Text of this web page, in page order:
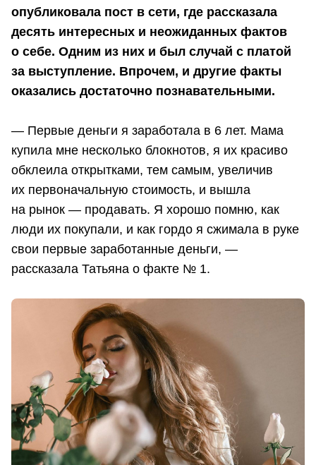
опубликовала пост в сети, где рассказала
десять интересных и неожиданных фактов
о себе. Одним из них и был случай с платой
за выступление. Впрочем, и другие факты
оказались достаточно познавательными.
— Первые деньги я заработала в 6 лет. Мама
купила мне несколько блокнотов, я их красиво
обклеила открытками, тем самым, увеличив
их первоначальную стоимость, и вышла
на рынок — продавать. Я хорошо помню, как
люди их покупали, и как гордо я сжимала в руке
свои первые заработанные деньги, —
рассказала Татьяна о факте № 1.